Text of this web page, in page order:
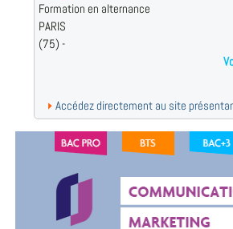
Formation en alternance
PARIS
(75) -
Accédez directement au site